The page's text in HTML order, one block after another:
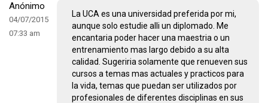
Anónimo
04/07/2015
07:33 am
La UCA es una universidad preferida por mi,
aunque solo estudie alli un diplomado. Me
encantaria poder hacer una maestria o un
entrenamiento mas largo debido a su alta
calidad. Sugeriria solamente que renueven sus
cursos a temas mas actuales y practicos para
la vida, temas que puedan ser utilizados por
profesionales de diferentes disciplinas en sus